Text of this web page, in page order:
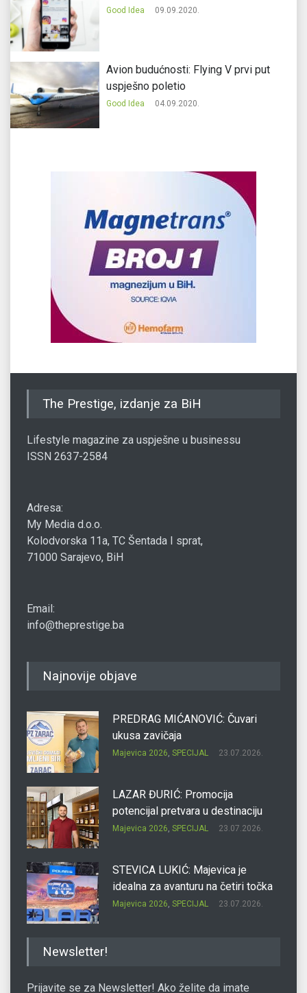
Good Idea 09.09.2020.
Avion budućnosti: Flying V prvi put
uspješno poletio
Good Idea 04.09.2020.
The Prestige, izdanje za BiH
Lifestyle magazine za uspješne u businessu
ISSN 2637-2584
Adresa:
My Media d.o.o.
Kolodvorska 11a, TC Šentada I sprat,
71000 Sarajevo, BiH
Email:
info@theprestige.ba
Najnovije objave
PREDRAG MIĆANOVIĆ: Čuvari
ukusa zavičaja
Majevica 2026, SPECIJAL 23.07.2026.
LAZAR ĐURIĆ: Promocija
potencijal pretvara u destinaciju
Majevica 2026, SPECIJAL 23.07.2026.
STEVICA LUKIĆ: Majevica je
idealna za avanturu na četiri točka
Majevica 2026, SPECIJAL 23.07.2026.
Newsletter!
Prijavite se za Newsletter! Ako želite da imate